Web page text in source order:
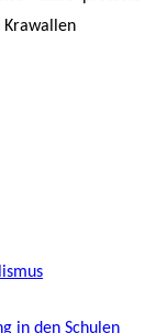
Krawallen
in den Schulen